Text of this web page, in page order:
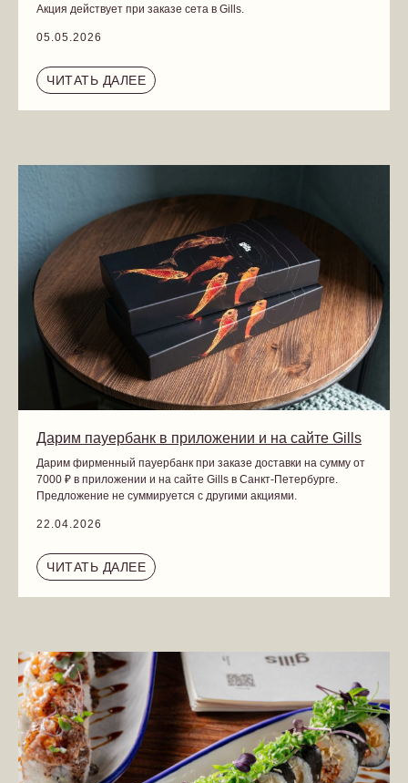
Акция действует при заказе сета в Gills.
05.05.2026
ЧИТАТЬ ДАЛЕЕ
Дарим пауербанк в приложении и на сайте Gills
Дарим фирменный пауербанк при заказе доставки на сумму от
7000 ₽ в приложении и на сайте Gills в Санкт-Петербурге.
Предложение не суммируется с другими акциями.
22.04.2026
ЧИТАТЬ ДАЛЕЕ